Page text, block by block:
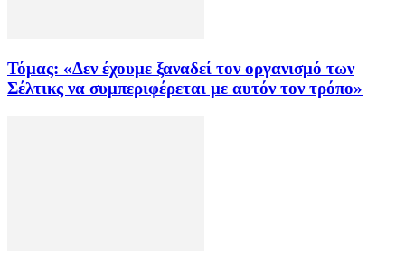
Τόμας: «Δεν έχουμε ξαναδεί τον οργανισμό των
Σέλτικς να συμπεριφέρεται με αυτόν τον τρόπο»